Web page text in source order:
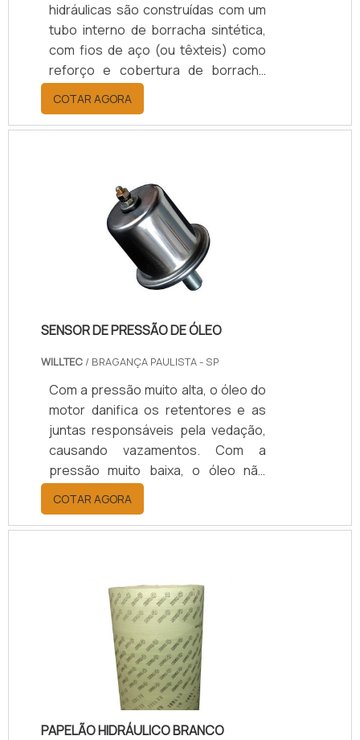
hidráulicas são construídas com um
tubo interno de borracha sintética,
com fios de aço (ou têxteis) como
reforço e cobertura de borracha
sintética, atendem as diversas
faixas de pressão (suporta
variações de pressão). Os terminais
carbono, latão ou inox e atendem as
normas SAE e DIN.Onde usarAs
mangueiras hidráulicas são
elementos de ligação flexível entre
dois pontos para transporte de
COTAR AGORA
SENSOR DE PRESSÃO DE ÓLEO
WILLTEC / BRAGANÇA PAULISTA - SP
Com a pressão muito alta, o óleo do
motor danifica os retentores e as
juntas responsáveis pela vedação,
causando vazamentos. Com a
pressão muito baixa, o óleo não
chega a todas as engrenagens do
motor, sobretudo nas partes mais
altas, causando danos maiores por
sensor de pressão de óleo, que é
responsável pela medição da
pressão no sistema de lubrificação
do motor, o sensor de pressão tem
a função de proteger o motor, já que
COTAR AGORA
PAPELÃO HIDRÁULICO BRANCO